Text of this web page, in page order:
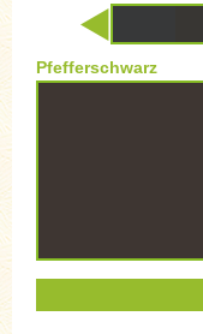
Pfefferschwarz